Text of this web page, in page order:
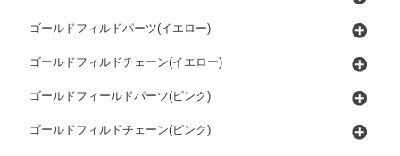
ゴールドフィルドパーツ(イエロー)
ゴールドフィルドチェーン(イエロー)
ゴールドフィールドパーツ(ピンク)
ゴールドフィルドチェーン(ピンク)